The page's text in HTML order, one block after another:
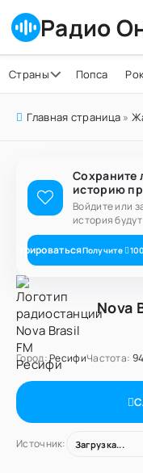
Радио
Страны Попса
Главная страница »
Сохраните
историю
Войдите или
история
Получите
Nova
Город:РесифиЧастота:
Источник: Загрузка...